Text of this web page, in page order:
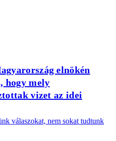
elnökén
hogy mely
vizet az idei
válaszokat, nem sokat tudtunk